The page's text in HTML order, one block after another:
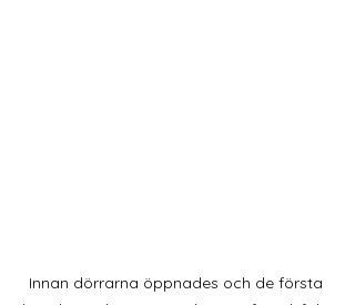
Innan dörrarna öppnades och de första